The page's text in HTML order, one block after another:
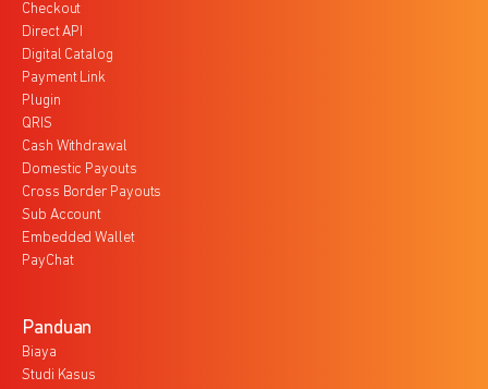
Checkout
Direct API
Digital Catalog
Payment Link
Plugin
QRIS
Cash Withdrawal
Domestic Payouts
Cross Border Payouts
Sub Account
Embedded Wallet
PayChat
Panduan
Biaya
Studi Kasus